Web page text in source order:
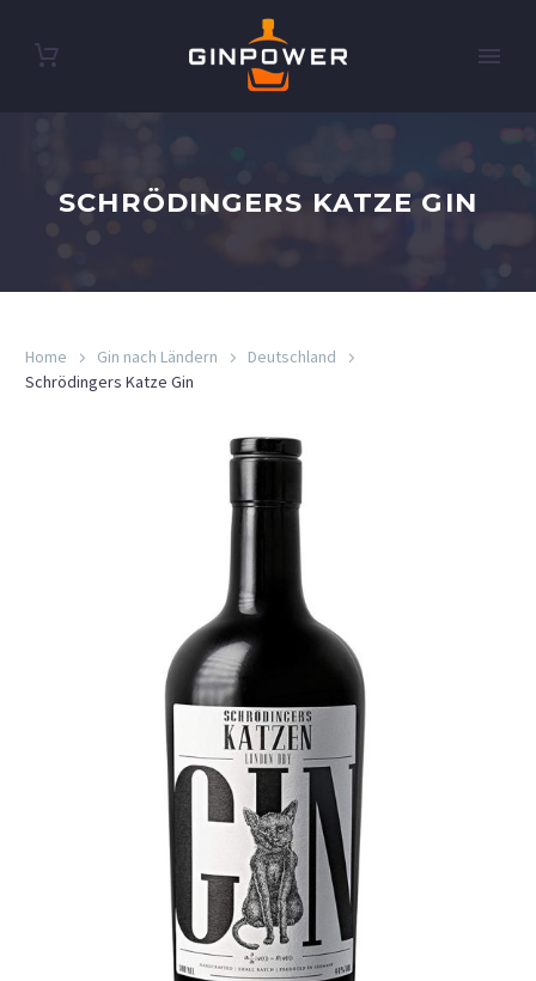
SCHRÖDINGERS KATZE GIN
Home Gin nach Ländern
Deutschland
Schrödingers Katze Gin